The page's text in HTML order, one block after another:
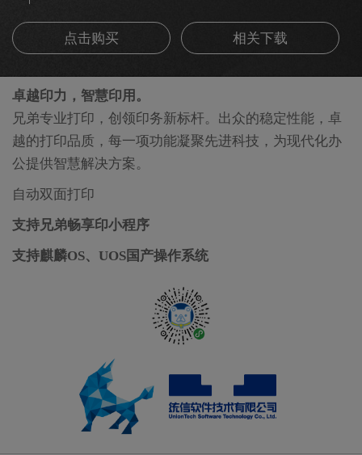
点击购买 相关下载
卓越印力，智慧印用。
兄弟专业打印，创领印务新标杆。出众的稳定性能，卓
越的打印品质，每一项功能凝聚先进科技，为现代化办
公提供智慧解决方案。
自动双面打印
支持兄弟畅享印小程序
支持麒麟OS、UOS国产操作系统